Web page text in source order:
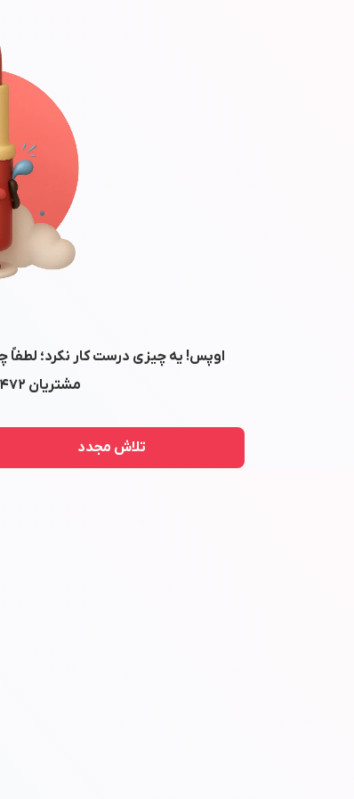
اوپس! یه چیزی درست کار نکرد؛ لطفاً
مشتریان
تلاش مجدد